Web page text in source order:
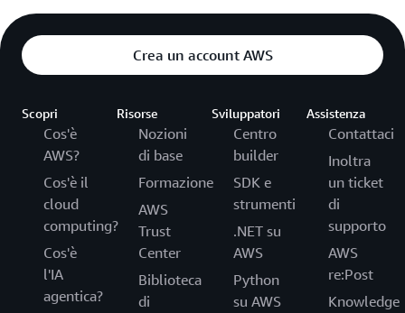
Crea un account AWS
Scopri
Cos'è
AWS?
Cos'è il
cloud
computing?
Cos'è
l'IA
agentica?
Risorse
Nozioni
di base
Formazione
AWS
Trust
Center
Biblioteca
di
Sviluppatori
Centro
builder
SDK e
strumenti
.NET su
AWS
Python
su AWS
Assistenza
Contattaci
Inoltra
un ticket
di
supporto
AWS
re:Post
Knowledge